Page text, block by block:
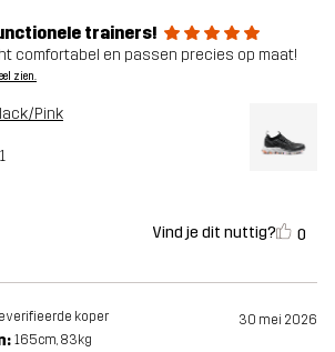
trainers!
comfortabel en passen precies op maat!
zien.
Pink
Vind je dit nuttig? 0
koper 30 mei 2026
165cm, 83kg